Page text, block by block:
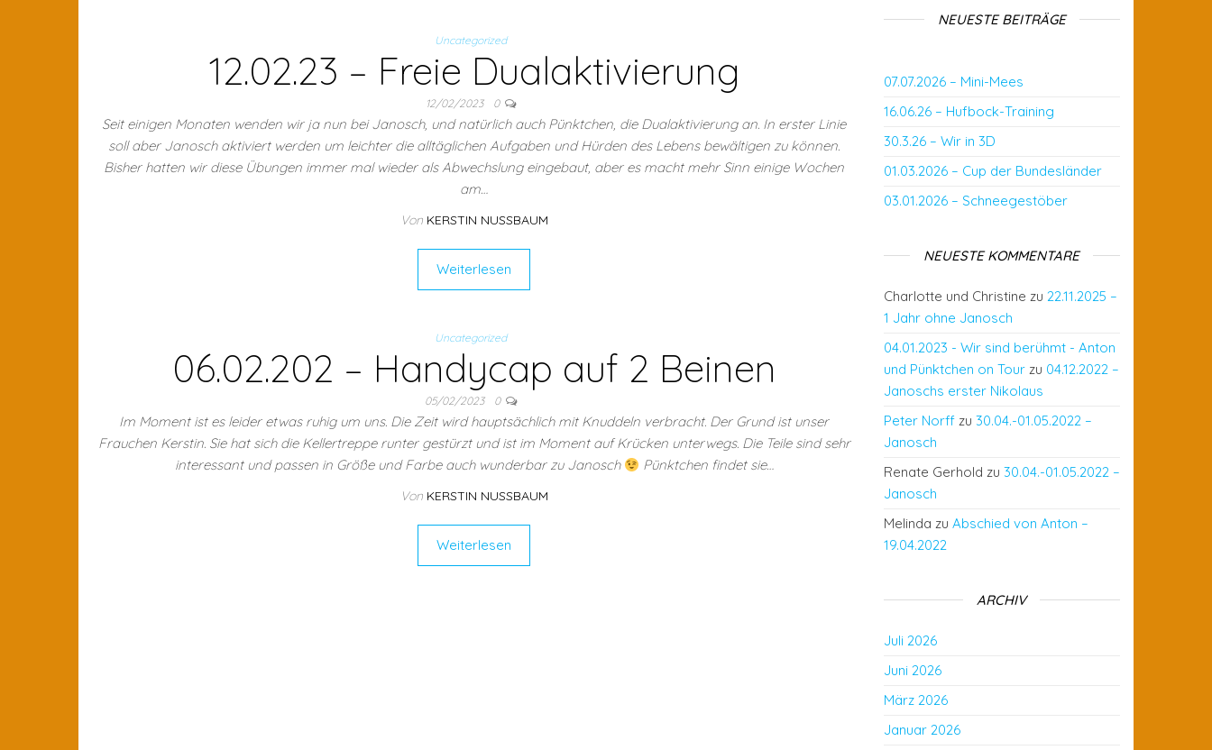
Uncategorized
12.02.23 – Freie Dualaktivierung
12/02/2023 0
Seit einigen Monaten wenden wir ja nun bei Janosch, und natürlich auch Pünktchen, die Dualaktivierung an. In erster Linie
soll aber Janosch aktiviert werden um leichter die alltäglichen Aufgaben und Hürden des Lebens bewältigen zu können.
Bisher hatten wir diese Übungen immer mal wieder als Abwechslung eingebaut, aber es macht mehr Sinn einige Wochen
am…
Von KERSTIN NUSSBAUM
Weiterlesen
Uncategorized
06.02.202 – Handycap auf 2 Beinen
05/02/2023 0
Im Moment ist es leider etwas ruhig um uns. Die Zeit wird hauptsächlich mit Knuddeln verbracht. Der Grund ist unser
Frauchen Kerstin. Sie hat sich die Kellertreppe runter gestürzt und ist im Moment auf Krücken unterwegs. Die Teile sind sehr
interessant und passen in Größe und Farbe auch wunderbar zu Janosch
Pünktchen findet sie…
Von KERSTIN NUSSBAUM
Weiterlesen
NEUESTE BEITRÄGE
07.07.2026 – Mini-Mees
16.06.26 – Hufbock-Training
30.3.26 – Wir in 3D
01.03.2026 – Cup der Bundesländer
03.01.2026 – Schneegestöber
NEUESTE KOMMENTARE
Charlotte und Christine zu 22.11.2025 –
1 Jahr ohne Janosch
04.01.2023 - Wir sind berühmt - Anton
und Pünktchen on Tourzu 04.12.2022 –
Janoschs erster Nikolaus
Peter Norffzu 30.04.-01.05.2022 –
Janosch
Renate Gerhold zu 30.04.-01.05.2022 –
Janosch
Melinda zu Abschied von Anton –
19.04.2022
ARCHIV
Juli 2026
Juni 2026
März 2026
Januar 2026